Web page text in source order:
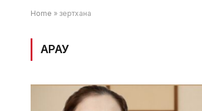
Home » зертхана
ҚАРАУ